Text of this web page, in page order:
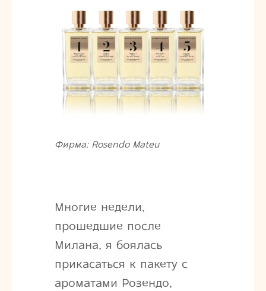
Фирма: Rosendo Mateu
Многие недели,
прошедшие после
Милана, я боялась
прикасаться к пакету с
ароматами Розендо,